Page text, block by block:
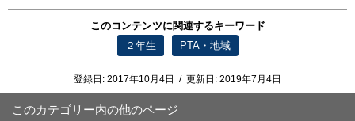
このコンテンツに関連するキーワード
２年生
PTA・地域
登録日: 2017年10月4日 / 更新日: 2019年7月4日
このカテゴリー内の他のページ